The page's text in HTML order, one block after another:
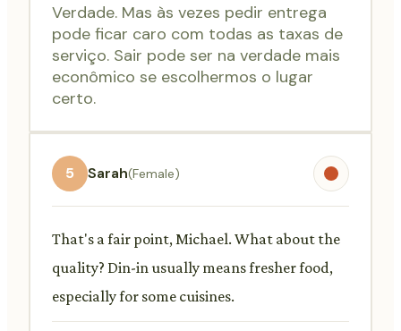
Verdade. Mas às vezes pedir entrega
pode ficar caro com todas as taxas de
serviço. Sair pode ser na verdade mais
econômico se escolhermos o lugar
certo.
5 Sarah(Female)
That's a fair point, Michael. What about the
quality? Din-in usually means fresher food,
especially for some cuisines.